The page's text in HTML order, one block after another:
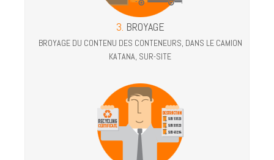
3. BROYAGE
BROYAGE DU CONTENU DES CONTENEURS, DANS LE CAMION
KATANA, SUR-SITE